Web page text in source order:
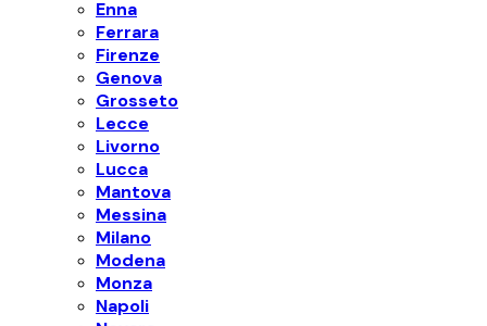
Enna
Ferrara
Firenze
Genova
Grosseto
Lecce
Livorno
Lucca
Mantova
Messina
Milano
Modena
Monza
Napoli